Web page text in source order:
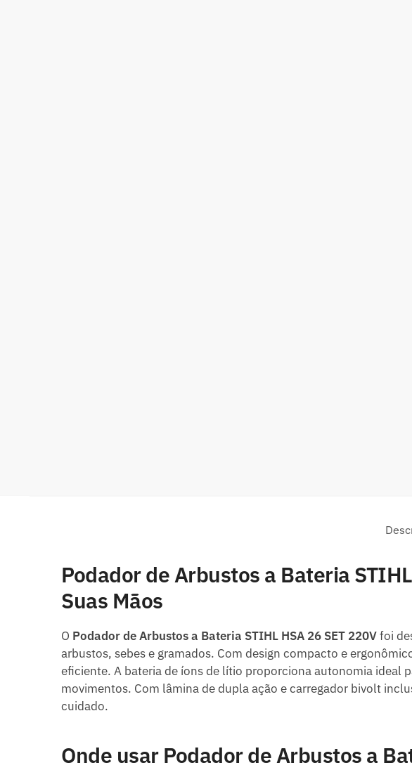
Podador de Arbustos a Bateria
Suas Mãos
O Podador de Arbustos a Bateria STIHL HSA 26 SET 220Vfoi
arbustos, sebes e gramados. Com design compacto e
eficiente. A bateria de íons de lítio proporciona autonomia ideal
movimentos. Com lâmina de dupla ação e carregador bivolt
cuidado.
Onde usar Podador de Arbustos a